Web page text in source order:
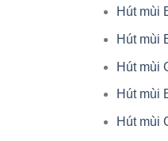
Hút mùi
Hút mùi
Hút mùi
Hút mùi
Hút mùi